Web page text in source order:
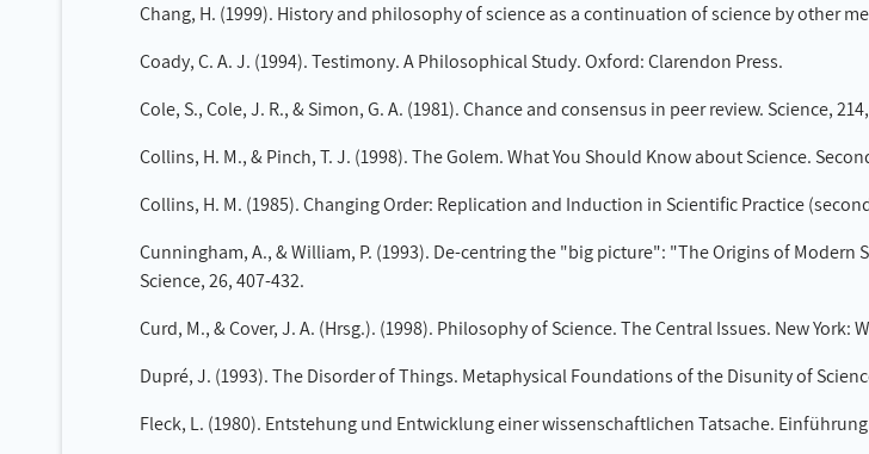
Chang, H. (1999). History and philosophy of science as a continuation of science by other
Coady, C. A. J. (1994). Testimony. A Philosophical Study. Oxford: Clarendon Press.
Cole, S., Cole, J. R., & Simon, G. A. (1981). Chance and consensus in peer review. Science,
Collins, H. M., & Pinch, T. J. (1998). The Golem. What You Should Know about Science.
Collins, H. M. (1985). Changing Order: Replication and Induction in Scientific Practice
Cunningham, A., & William, P. (1993). De-centring the "big picture": "The Origins of
Science, 26, 407-432.
Curd, M., & Cover, J. A. (Hrsg.). (1998). Philosophy of Science. The Central Issues. New York:
Dupré, J. (1993). The Disorder of Things. Metaphysical Foundations of the Disunity of
Fleck, L. (1980). Entstehung und Entwicklung einer wissenschaftlichen Tatsache.